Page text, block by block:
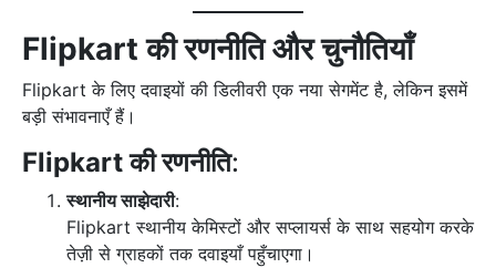
Flipkart की रणनीति और चुनौतियाँ
Flipkart के लिए दवाइयों की डिलीवरी एक नया सेगमेंट है, लेकिन इसमें
बड़ी संभावनाएँ हैं।
Flipkart की रणनीति:
स्थानीय साझेदारी:
Flipkart स्थानीय केमिस्टों और सप्लायर्स के साथ सहयोग करके
तेज़ी से ग्राहकों तक दवाइयाँ पहुँचाएगा।